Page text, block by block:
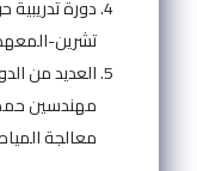
دورة
تشرين-
العديد من
مهندسين
معالجة